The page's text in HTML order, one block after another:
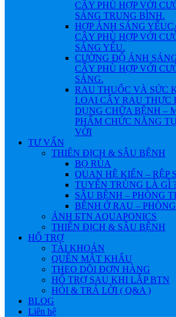
CÂY PHÙ HỢP VỚI
SÁNG TRUNG BÌNH.
HỢP ÁNH SÁNG YẾU
CÂY PHÙ HỢP VỚI
SÁNG YẾU.
CƯỜNG ĐỘ ÁNH
CÂY PHÙ HỢP VỚI
SÁNG.
RAU THUỐC VÀ SỨC
LOẠI CÂY RAU THỰC
DỤNG CHỮA BỆNH –
PHẨM CHỨC NĂNG
VỜI
TƯ VẤN
THIÊN ĐỊCH & SÂU BỆNH
BỌ RÙA
QUAN HỆ KIẾN – RỆP
TUYẾN TRÙNG LÀ GÌ
SÂU BỆNH – PHÒNG
BỆNH Ở RAU –
ẢNH БTN AQUAPONICS
THIÊN ĐỊCH & SÂU BỆNH
HỔ TRỢ
TÀI KHOẢN
QUÊN MẬT KHẨU
THEO DÕI ĐƠN HÀNG
HỔ TRỢ SAU KHI LẮP BTN
HỎI & TRẢ LỜI ( Q&A )
BLOG
Liên hệ